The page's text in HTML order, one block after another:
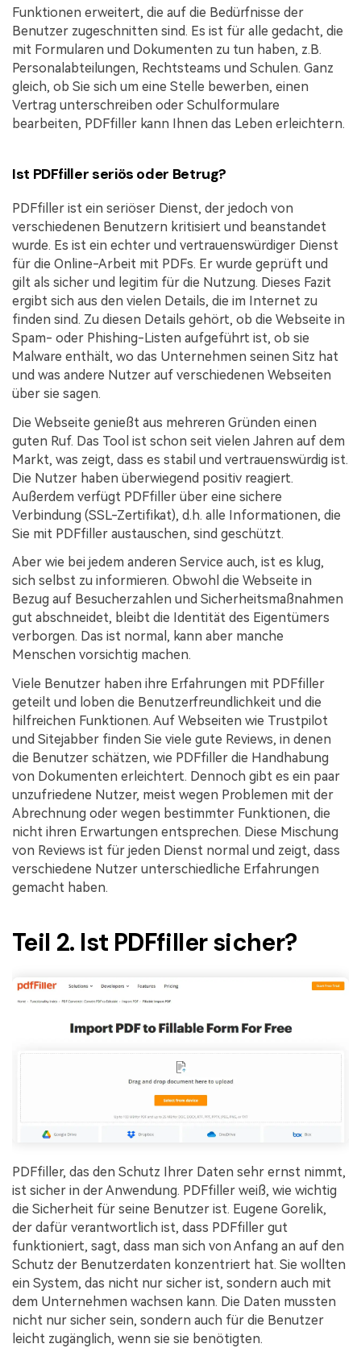
Funktionen erweitert, die auf die Bedürfnisse der
Benutzer zugeschnitten sind. Es ist für alle gedacht, die
mit Formularen und Dokumenten zu tun haben, z.B.
Personalabteilungen, Rechtsteams und Schulen. Ganz
gleich, ob Sie sich um eine Stelle bewerben, einen
Vertrag unterschreiben oder Schulformulare
bearbeiten, PDFfiller kann Ihnen das Leben erleichtern.
Ist PDFfiller seriös oder Betrug?
PDFfiller ist ein seriöser Dienst, der jedoch von
verschiedenen Benutzern kritisiert und beanstandet
wurde. Es ist ein echter und vertrauenswürdiger Dienst
für die Online-Arbeit mit PDFs. Er wurde geprüft und
gilt als sicher und legitim für die Nutzung. Dieses Fazit
ergibt sich aus den vielen Details, die im Internet zu
finden sind. Zu diesen Details gehört, ob die Webseite in
Spam- oder Phishing-Listen aufgeführt ist, ob sie
Malware enthält, wo das Unternehmen seinen Sitz hat
und was andere Nutzer auf verschiedenen Webseiten
über sie sagen.
Die Webseite genießt aus mehreren Gründen einen
guten Ruf. Das Tool ist schon seit vielen Jahren auf dem
Markt, was zeigt, dass es stabil und vertrauenswürdig ist.
Die Nutzer haben überwiegend positiv reagiert.
Außerdem verfügt PDFfiller über eine sichere
Verbindung (SSL-Zertifikat), d.h. alle Informationen, die
Sie mit PDFfiller austauschen, sind geschützt.
Aber wie bei jedem anderen Service auch, ist es klug,
sich selbst zu informieren. Obwohl die Webseite in
Bezug auf Besucherzahlen und Sicherheitsmaßnahmen
gut abschneidet, bleibt die Identität des Eigentümers
verborgen. Das ist normal, kann aber manche
Menschen vorsichtig machen.
Viele Benutzer haben ihre Erfahrungen mit PDFfiller
geteilt und loben die Benutzerfreundlichkeit und die
hilfreichen Funktionen. Auf Webseiten wie Trustpilot
und Sitejabber finden Sie viele gute Reviews, in denen
die Benutzer schätzen, wie PDFfiller die Handhabung
von Dokumenten erleichtert. Dennoch gibt es ein paar
unzufriedene Nutzer, meist wegen Problemen mit der
Abrechnung oder wegen bestimmter Funktionen, die
nicht ihren Erwartungen entsprechen. Diese Mischung
von Reviews ist für jeden Dienst normal und zeigt, dass
verschiedene Nutzer unterschiedliche Erfahrungen
gemacht haben.
Teil 2. Ist PDFfiller sicher?
PDFfiller, das den Schutz Ihrer Daten sehr ernst nimmt,
ist sicher in der Anwendung. PDFfiller weiß, wie wichtig
die Sicherheit für seine Benutzer ist. Eugene Gorelik,
der dafür verantwortlich ist, dass PDFfiller gut
funktioniert, sagt, dass man sich von Anfang an auf den
Schutz der Benutzerdaten konzentriert hat. Sie wollten
ein System, das nicht nur sicher ist, sondern auch mit
dem Unternehmen wachsen kann. Die Daten mussten
nicht nur sicher sein, sondern auch für die Benutzer
leicht zugänglich, wenn sie sie benötigten.